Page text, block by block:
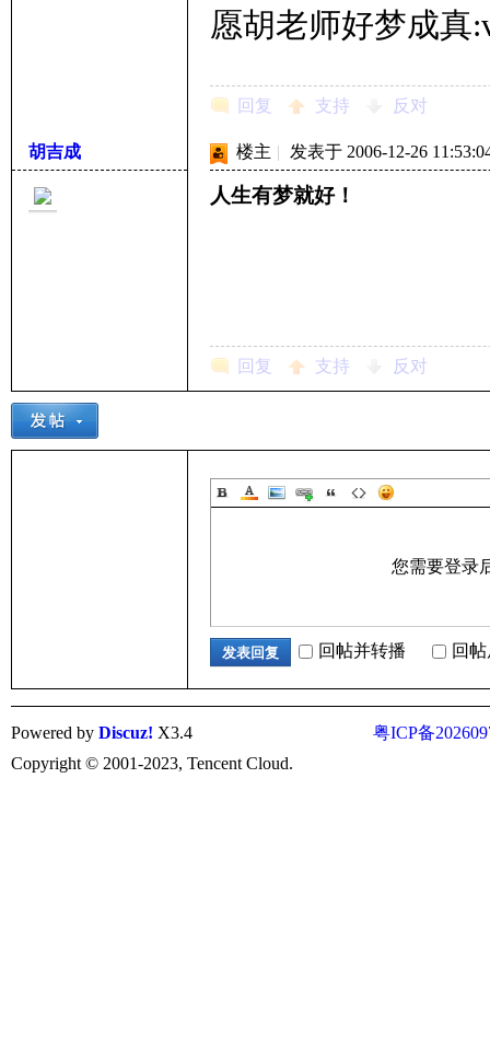
愿胡老师好梦成真
回复 支持 反对
胡吉成 楼主 | 发表于 2006-12-26
人生有梦就好！
回复 支持 反对
您需要登录
发表回复 回帖并转播 回
粤ICP备
Powered by Discuz! X3.4
Copyright © 2001-2023, Tencent Cloud.